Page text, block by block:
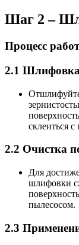
Шаг 2 –
Процесс
2.1 Шлифовка
склеиться
2.2 Очистка
Для
шлифовки
пылесосом.
2.3